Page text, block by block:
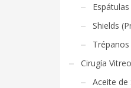
Espátulas
Shields
Cirugía
Aceite de